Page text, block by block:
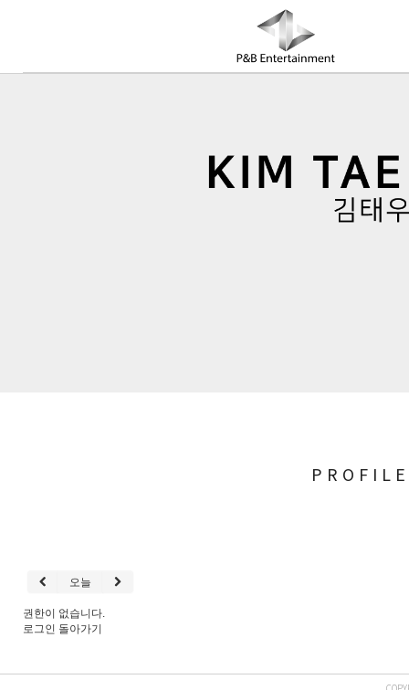
COMPANY
PROFILE
오늘
권한이 없습니다.
로그인 돌아가기